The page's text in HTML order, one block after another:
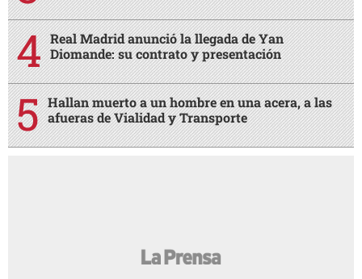
Real Madrid anunció la llegada de Yan
Diomande: su contrato y presentación
Hallan muerto a un hombre en una acera, a las
afueras de Vialidad y Transporte